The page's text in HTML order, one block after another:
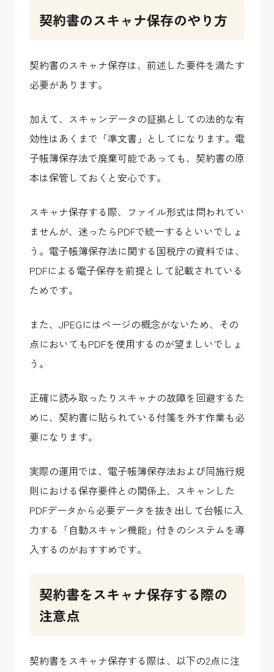
契約書のスキャナ保存のやり方
契約書のスキャナ保存は、前述した要件を満たす
必要があります。
加えて、スキャンデータの証拠としての法的な有
効性はあくまで「準文書」としてになります。電
子帳簿保存法で廃棄可能であっても、契約書の原
本は保管しておくと安心です。
スキャナ保存する際、ファイル形式は問われてい
ませんが、迷ったらPDFで統一するといいでしょ
う。電子帳簿保存法に関する国税庁の資料では、
PDFによる電子保存を前提として記載されている
ためです。
また、JPEGにはページの概念がないため、その
点においてもPDFを使用するのが望ましいでしょ
う。
正確に読み取ったりスキャナの故障を回避するた
めに、契約書に貼られている付箋を外す作業も必
要になります。
実際の運用では、電子帳簿保存法および同施行規
則における保存要件との関係上、スキャンした
PDFデータから必要データを抜き出して台帳に入
力する「自動スキャン機能」付きのシステムを導
入するのがおすすめです。
契約書をスキャナ保存する際の
注意点
契約書をスキャナ保存する際は、以下の2点に注